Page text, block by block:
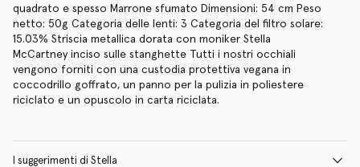
quadrato e spesso Marrone sfumato Dimensioni: 54 cm Peso
netto: 50g Categoria delle lenti: 3 Categoria del filtro solare:
15.03% Striscia metallica dorata con moniker Stella
McCartney inciso sulle stanghette Tutti i nostri occhiali
vengono forniti con una custodia protettiva vegana in
coccodrillo goffrato, un panno per la pulizia in poliestere
riciclato e un opuscolo in carta riciclata.
I suggerimenti di Stella